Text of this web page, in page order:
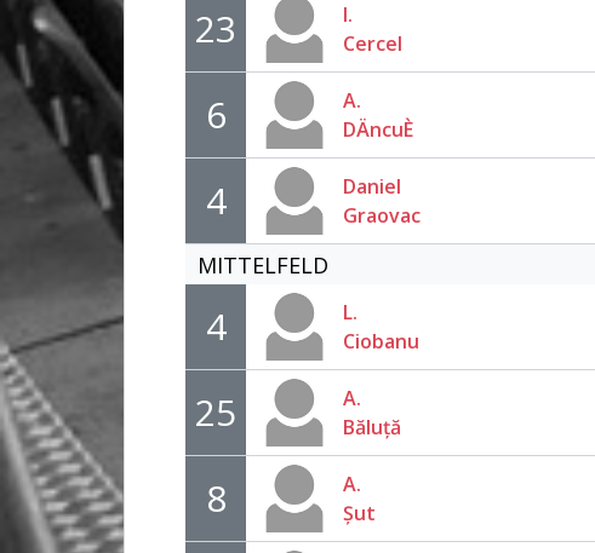
23
I.
Cercel
6
A.
DÄncuÈ
4
Daniel
Graovac
MITTELFELD
4
L.
Ciobanu
25
A.
Băluță
8
A.
Șut